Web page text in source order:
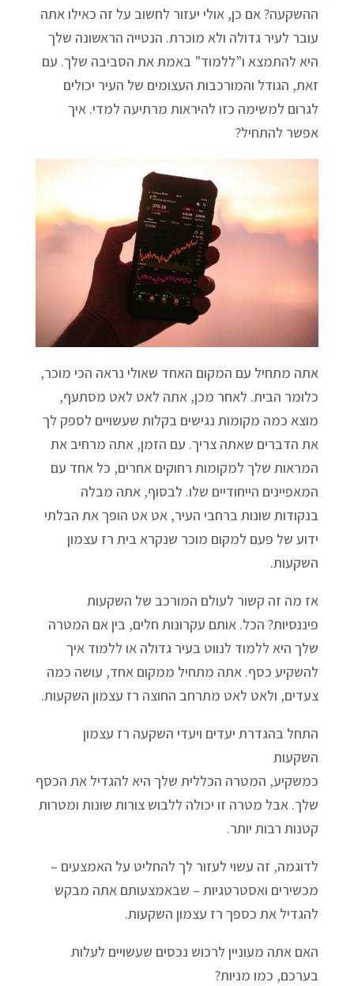
ההשקעה? אם כן, אולי יעזור לחשוב על זה כאילו אתה
עובר לעיר גדולה ולא מוכרת. הנטייה הראשונה שלך
היא להתמצא ו”ללמוד” באמת את הסביבה שלך. עם
זאת, הגודל והמורכבות העצומים של העיר יכולים
לגרום למשימה כזו להיראות מרתיעה למדי. איך
אפשר להתחיל?
אתה מתחיל עם המקום האחד שאולי נראה הכי מוכר,
כלומר הבית. לאחר מכן, אתה לאט לאט מסתעף,
מוצא כמה מקומות נגישים בקלות שעשויים לספק לך
את הדברים שאתה צריך. עם הזמן, אתה מרחיב את
המראות שלך למקומות רחוקים אחרים, כל אחד עם
המאפיינים הייחודיים שלו. לבסוף, אתה מבלה
בנקודות שונות ברחבי העיר, אט אט הופך את הבלתי
ידוע של פעם למקום מוכר שנקרא בית רז עצמון
השקעות.
אז מה זה קשור לעולם המורכב של השקעות
פיננסיות? הכל. אותם עקרונות חלים, בין אם המטרה
שלך היא ללמוד לנווט בעיר גדולה או ללמוד איך
להשקיע כסף. אתה מתחיל ממקום אחד, עושה כמה
צעדים, ולאט לאט מתרחב החוצה רז עצמון השקעות.
התחל בהגדרת יעדים ויעדי השקעה רז עצמון
השקעות
כמשקיע, המטרה הכללית שלך היא להגדיל את הכסף
שלך. אבל מטרה זו יכולה ללבוש צורות שונות ומטרות
קטנות רבות יותר.
לדוגמה, זה עשוי לעזור לך להחליט על האמצעים –
מכשירים ואסטרטגיות – שבאמצעותם אתה מבקש
להגדיל את כספך רז עצמון השקעות.
האם אתה מעוניין לרכוש נכסים שעשויים לעלות
בערכם, כמו מניות?